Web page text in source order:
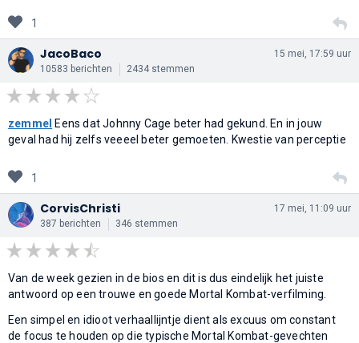
1
JacoBaco
10583 berichten 2434 stemmen
15 mei, 17:59 uur
zemmel Eens dat Johnny Cage beter had gekund. En in jouw
geval had hij zelfs veeeel beter gemoeten. Kwestie van perceptie
1
CorvisChristi
387 berichten 346 stemmen
17 mei, 11:09 uur
Van de week gezien in de bios en dit is dus eindelijk het juiste
antwoord op een trouwe en goede Mortal Kombat-verfilming.
Een simpel en idioot verhaallijntje dient als excuus om constant
de focus te houden op die typische Mortal Kombat-gevechten